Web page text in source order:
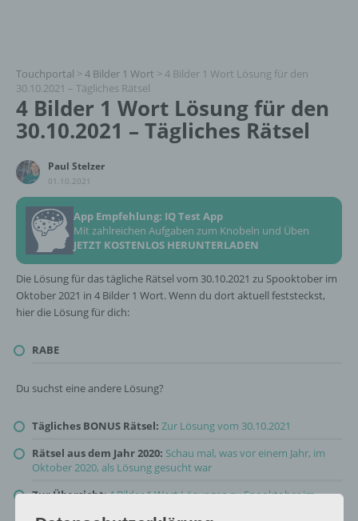
Touchportal > 4 Bilder 1 Wort > 4 Bilder 1 Wort Lösung für den
30.10.2021 – Tägliches Rätsel
4 Bilder 1 Wort Lösung für den
30.10.2021 – Tägliches Rätsel
Paul Stelzer
01.10.2021
App Empfehlung: IQ Test App
Mit zahlreichen Aufgaben zum Knobeln und Üben
JETZT KOSTENLOS HERUNTERLADEN
Die Lösung für das tägliche Rätsel vom 30.10.2021 zu Spooktober im
Oktober 2021 in 4 Bilder 1 Wort. Wenn du dort aktuell feststeckst,
hier die Lösung für dich:
RABE
Du suchst eine andere Lösung?
Tägliches BONUS Rätsel: Zur Lösung vom 30.10.2021
Rätsel aus dem Jahr 2020: Schau mal, was vor einem Jahr, im
Oktober 2020, als Lösung gesucht war
Zur Übersicht:4 Bilder 1 Wort Lösungen zu Spooktober im